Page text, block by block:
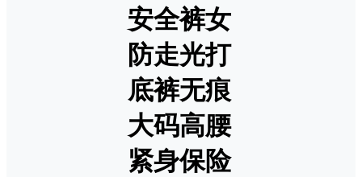
安全裤女
防走光打
底裤无痕
大码高腰
紧身保险